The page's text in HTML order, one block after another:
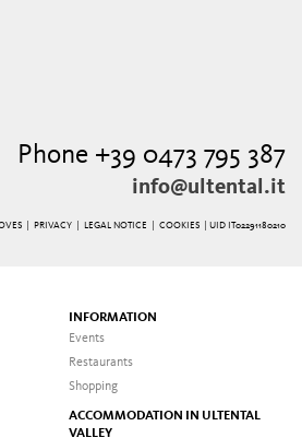
Phone +39 0473 795 387
info@ultental.it
| PRIVACY| LEGAL NOTICE COOKIES | UID IT02291180210
INFORMATION
Events
Restaurants
Shopping
ACCOMMODATION IN ULTENTAL
VALLEY